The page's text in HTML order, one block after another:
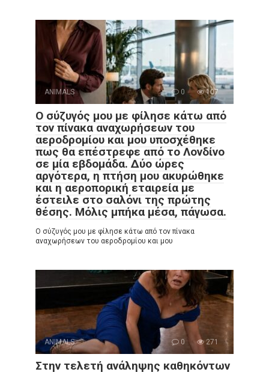
ANIMALS 0 107
Ο σύζυγός μου με φίλησε κάτω από
τον πίνακα αναχωρήσεων του
αεροδρομίου και μου υποσχέθηκε
πως θα επέστρεφε από το Λονδίνο
σε μία εβδομάδα. Δύο ώρες
αργότερα, η πτήση μου ακυρώθηκε
και η αεροπορική εταιρεία με
έστειλε στο σαλόνι της πρώτης
θέσης. Μόλις μπήκα μέσα, πάγωσα.
Ο σύζυγός μου με φίλησε κάτω από τον πίνακα
αναχωρήσεων του αεροδρομίου και μου
ANIMALS 0 271
Στην τελετή ανάληψης καθηκόντων